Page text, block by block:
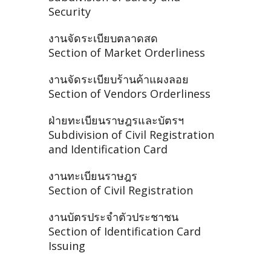
Security
งานจัดระเบียบตลาดสด
Section of Market Orderliness
งานจัดระเบียบร้านค้าแผงลอย
Section of Vendors Orderliness
ฝ่ายทะเบียนราษฎรและบัตรฯ
Subdivision of Civil Registration
and Identification Card
งานทะเบียนราษฎร
Section of Civil Registration
งานบัตรประจำตัวประชาชน
Section of Identification Card
Issuing